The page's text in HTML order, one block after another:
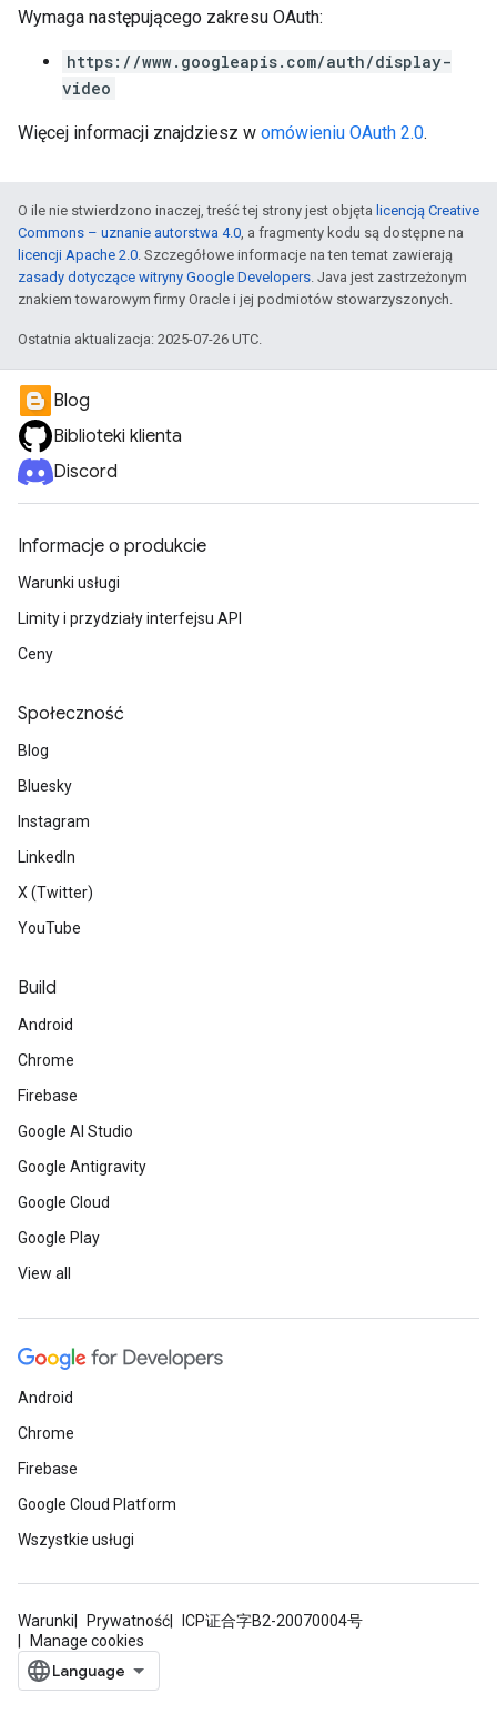
Wymaga następującego zakresu OAuth:
https://www.googleapis.com/auth/display-
video
Więcej informacji znajdziesz w omówieniu OAuth 2.0.
O ile nie stwierdzono inaczej, treść tej strony jest objęta licencją Creative
Commons – uznanie autorstwa 4.0, a fragmenty kodu są dostępne na
licencji Apache 2.0. Szczegółowe informacje na ten temat zawierają
zasady dotyczące witryny Google Developers. Java jest zastrzeżonym
znakiem towarowym firmy Oracle i jej podmiotów stowarzyszonych.
Ostatnia aktualizacja: 2025-07-26 UTC.
Blog
Biblioteki klienta
Discord
Informacje o produkcie
Warunki usługi
Limity i przydziały interfejsu API
Ceny
Społeczność
Blog
Bluesky
Instagram
LinkedIn
X (Twitter)
YouTube
Build
Android
Chrome
Firebase
Google AI Studio
Google Antigravity
Google Cloud
Google Play
View all
Android
Chrome
Firebase
Google Cloud Platform
Wszystkie usługi
Warunki Prywatność
ICP证合字B2-20070004号
Manage cookies